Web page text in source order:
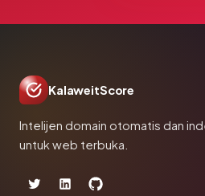
KalaweitScore
Intelijen domain otomatis dan
untuk web terbuka.